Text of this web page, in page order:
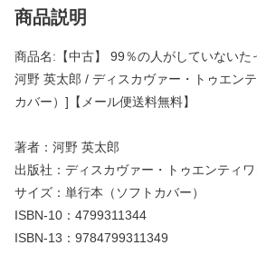
商品説明
商品名:【中古】 99％の人がしていないた
河野 英太郎 / ディスカヴァー・トゥエン
カバー）]【メール便送料無料】
著者：河野 英太郎
出版社：ディスカヴァー・トゥエンティワ
サイズ：単行本（ソフトカバー）
ISBN-10：4799311344
ISBN-13：9784799311349